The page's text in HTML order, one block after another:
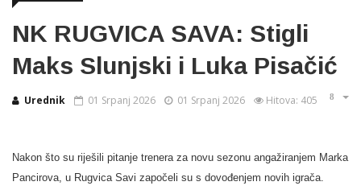
NK RUGVICA SAVA: Stigli
Maks Slunjski i Luka Pisačić
Urednik 01 Srpanj 2026 01 Srpanj 2026 Hitova: 405
Nakon što su riješili pitanje trenera za novu sezonu angažiranjem Marka
Pancirova, u Rugvica Savi započeli su s dovođenjem novih igrača.